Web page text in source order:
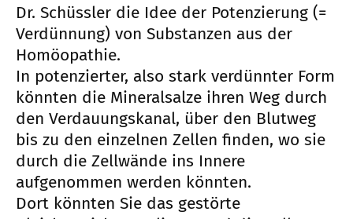
Dr. Schüssler die Idee der Potenzierung (=
Verdünnung) von Substanzen aus der
Homöopathie.
In potenzierter, also stark verdünnter Form
könnten die Mineralsalze ihren Weg durch
den Verdauungskanal, über den Blutweg
bis zu den einzelnen Zellen finden, wo sie
durch die Zellwände ins Innere
aufgenommen werden könnten.
Dort könnten Sie das gestörte